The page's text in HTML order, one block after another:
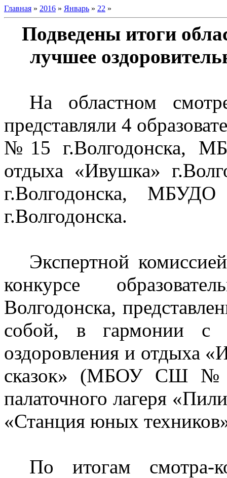
Главная » 2016 » Январь » 22 »
Подведены итоги
лучшее
На областном
представляли 4
№15 г.Волгодонска,
отдыха «Ивушка»
г.Волгодонска,
г.Волгодонска.
Экспертной
конкурсе
Волгодонска,
собой, в гармонии с
оздоровления и отдыха
сказок» (МБОУ СШ №15
палаточного лагеря
«Станция юных
По итогам смотра-